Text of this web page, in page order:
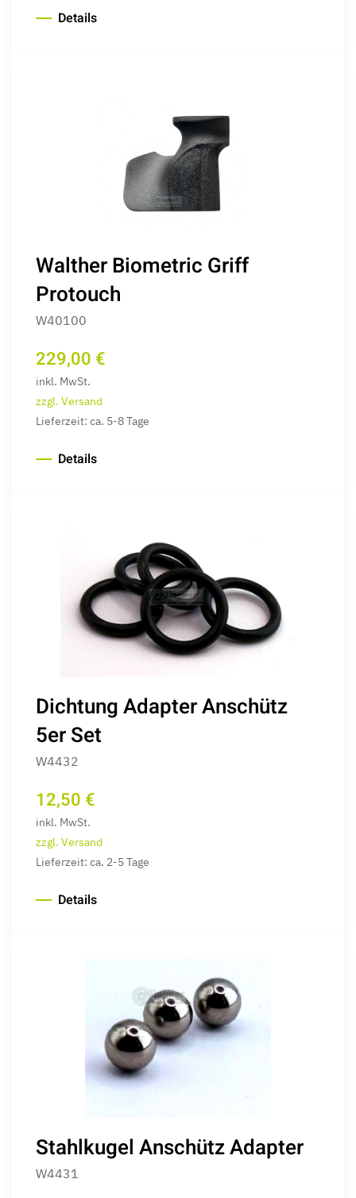
Details
Walther Biometric Griff
Protouch
W40100
229,00 €
inkl. MwSt.
zzgl. Versand
Lieferzeit: ca. 5-8 Tage
Details
Dichtung Adapter Anschütz
5er Set
W4432
12,50 €
inkl. MwSt.
zzgl. Versand
Lieferzeit: ca. 2-5 Tage
Details
Stahlkugel Anschütz Adapter
W4431